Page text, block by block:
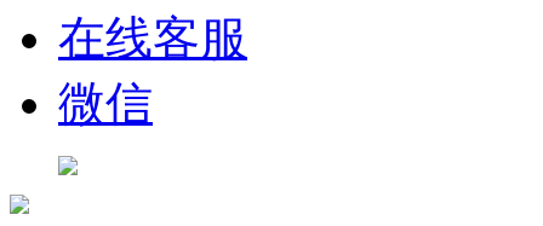
在线客服
微信